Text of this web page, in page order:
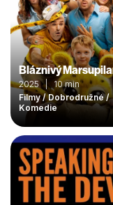
Bláznivý
2025 | 10 min
Filmy / Dobrodružné /
Komedie